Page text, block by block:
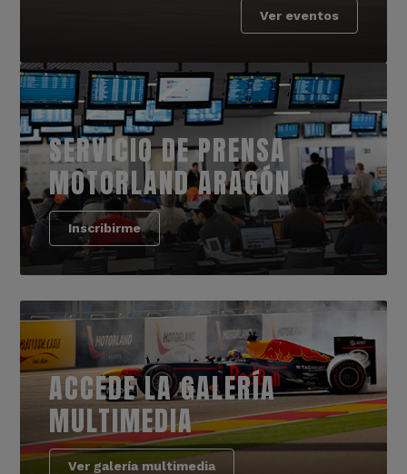
Ver eventos
SERVICIO DE PRENSA
MOTORLAND ARAGÓN
Inscribirme
ACCEDE LA GALERÍA
MULTIMEDIA
Ver galería multimedia